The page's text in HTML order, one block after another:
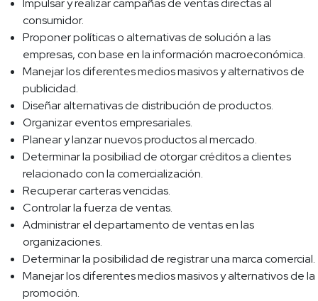
consumidor.
Proponer políticas o alternativas de solución a las
empresas, con base en la información macroeconómica.
Manejar los diferentes medios masivos y alternativos de
publicidad.
Diseñar alternativas de distribución de productos.
Organizar eventos empresariales.
Planear y lanzar nuevos productos al mercado.
Determinar la posibiliad de otorgar créditos a clientes
relacionado con la comercialización.
Recuperar carteras vencidas.
Controlar la fuerza de ventas.
Administrar el departamento de ventas en las
organizaciones.
Determinar la posibilidad de registrar una marca comercial.
Manejar los diferentes medios masivos y alternativos de la
promoción.